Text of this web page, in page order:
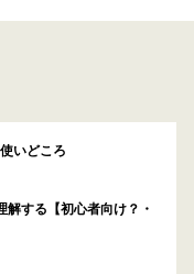
いどころ
解する【初心者向け？・